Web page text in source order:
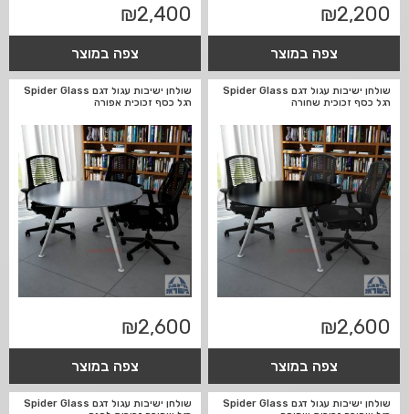
₪2,200
צפה במוצר
₪2,400
צפה במוצר
שולחן ישיבות עגול דגם Spider Glass
רגל כסף זכוכית שחורה
₪2,600
צפה במוצר
שולחן ישיבות עגול דגם Spider Glass
רגל כסף זכוכית אפורה
₪2,600
צפה במוצר
שולחן ישיבות עגול דגם Spider Glass
שולחן ישיבות עגול דגם Spider Glass